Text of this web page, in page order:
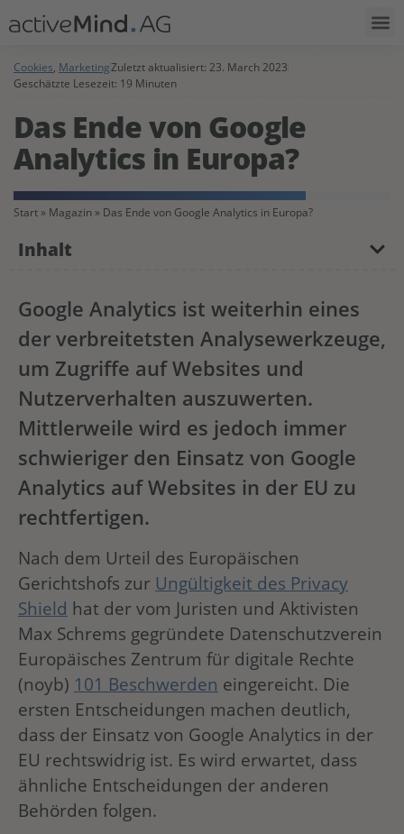
Cookies, MarketingZuletzt aktualisiert: 23. March 2023
Geschätzte Lesezeit: 19 Minuten
Das Ende von Google
Analytics in Europa?
Start » Magazin » Das Ende von Google Analytics in Europa?
Inhalt
Google Analytics ist weiterhin eines
der verbreitetsten Analysewerkzeuge,
um Zugriffe auf Websites und
Nutzerverhalten auszuwerten.
Mittlerweile wird es jedoch immer
schwieriger den Einsatz von Google
Analytics auf Websites in der EU zu
rechtfertigen.
Nach dem Urteil des Europäischen
Gerichtshofs zur Ungültigkeit des Privacy
Shield hat der vom Juristen und Aktivisten
Max Schrems gegründete Datenschutzverein
Europäisches Zentrum für digitale Rechte
(noyb) 101 Beschwerden eingereicht. Die
ersten Entscheidungen machen deutlich,
dass der Einsatz von Google Analytics in der
EU rechtswidrig ist. Es wird erwartet, dass
ähnliche Entscheidungen der anderen
Behörden folgen.